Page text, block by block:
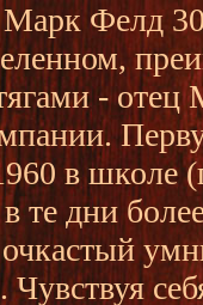
Фелд
- отец
в школе
те дни
очкастый
Чувствуя